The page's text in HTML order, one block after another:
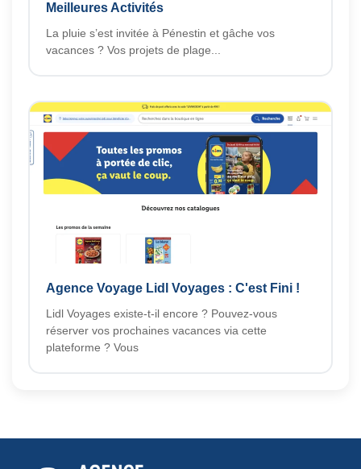
Meilleures Activités
La pluie s’est invitée à Pénestin et gâche vos
vacances ? Vos projets de plage...
Agence Voyage Lidl Voyages : C'est Fini !
Lidl Voyages existe-t-il encore ? Pouvez-vous
réserver vos prochaines vacances via cette
plateforme ? Vous